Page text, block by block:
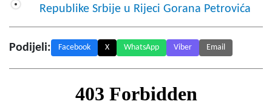
Republike Srbije u Rijeci Gorana Petrovića
Podijeli: Facebook X WhatsApp Viber Email